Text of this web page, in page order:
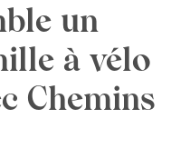
un
à vélo
Chemins